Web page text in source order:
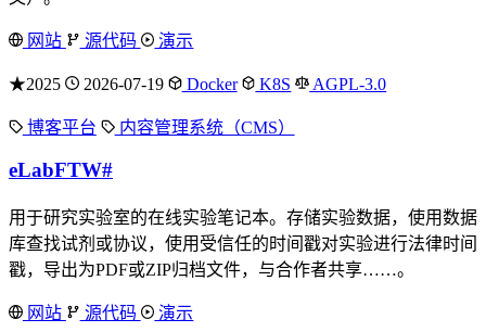
网站 源代码 演示
★2025 2026-07-19 Docker K8S AGPL-3.0
博客平台 内容管理系统（CMS）
eLabFTW#
用于研究实验室的在线实验笔记本。存储实验数据，使用数据
库查找试剂或协议，使用受信任的时间戳对实验进行法律时间
戳，导出为PDF或ZIP归档文件，与合作者共享……。
网站 源代码 演示